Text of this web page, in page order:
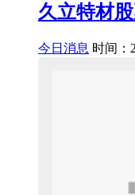
久立特材
今日消息 时间：